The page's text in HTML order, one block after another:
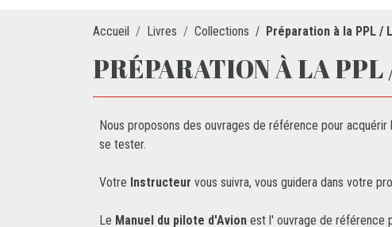
Accueil Livres Collections Préparation à la PPL /
PRÉPARATION À LA
Nous proposons des ouvrages de référence pour
se tester.
Votre Instructeur vous suivra, vous guidera dans votre
Le Manuel du pilote d'Avion est l' ouvrage de référence